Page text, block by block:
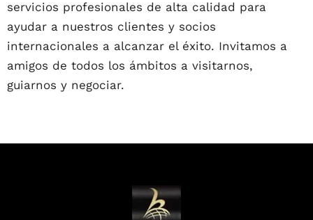
servicios profesionales de alta calidad para
ayudar a nuestros clientes y socios
internacionales a alcanzar el éxito. Invitamos a
amigos de todos los ámbitos a visitarnos,
guiarnos y negociar.